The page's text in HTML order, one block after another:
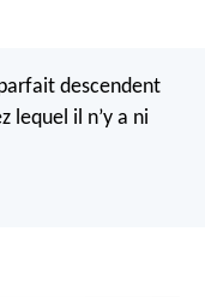
descendent
lequel il n’y a ni